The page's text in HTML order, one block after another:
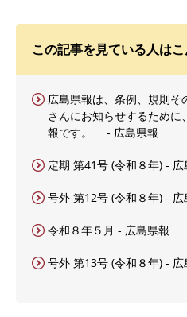
この記事を見ている人は
広島県報は、条例、規則そ
さんにお知らせするため
報です。 - 広島県報
定期 第41号 (令和８年) - 広
号外 第12号 (令和８年) - 広
令和８年５月 - 広島県報
号外 第13号 (令和８年) - 広